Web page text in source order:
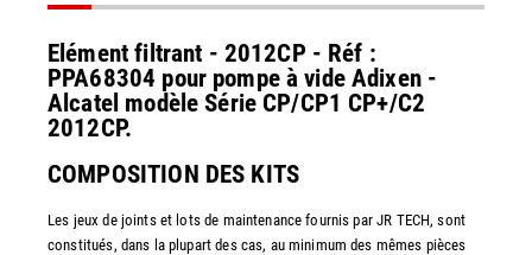
Elément filtrant - 2012CP - Réf :
PPA68304 pour pompe à vide Adixen -
Alcatel modèle Série CP/CP1 CP+/C2
2012CP.
COMPOSITION DES KITS
Les jeux de joints et lots de maintenance fournis par JR TECH, sont
constitués, dans la plupart des cas, au minimum des mêmes pièces